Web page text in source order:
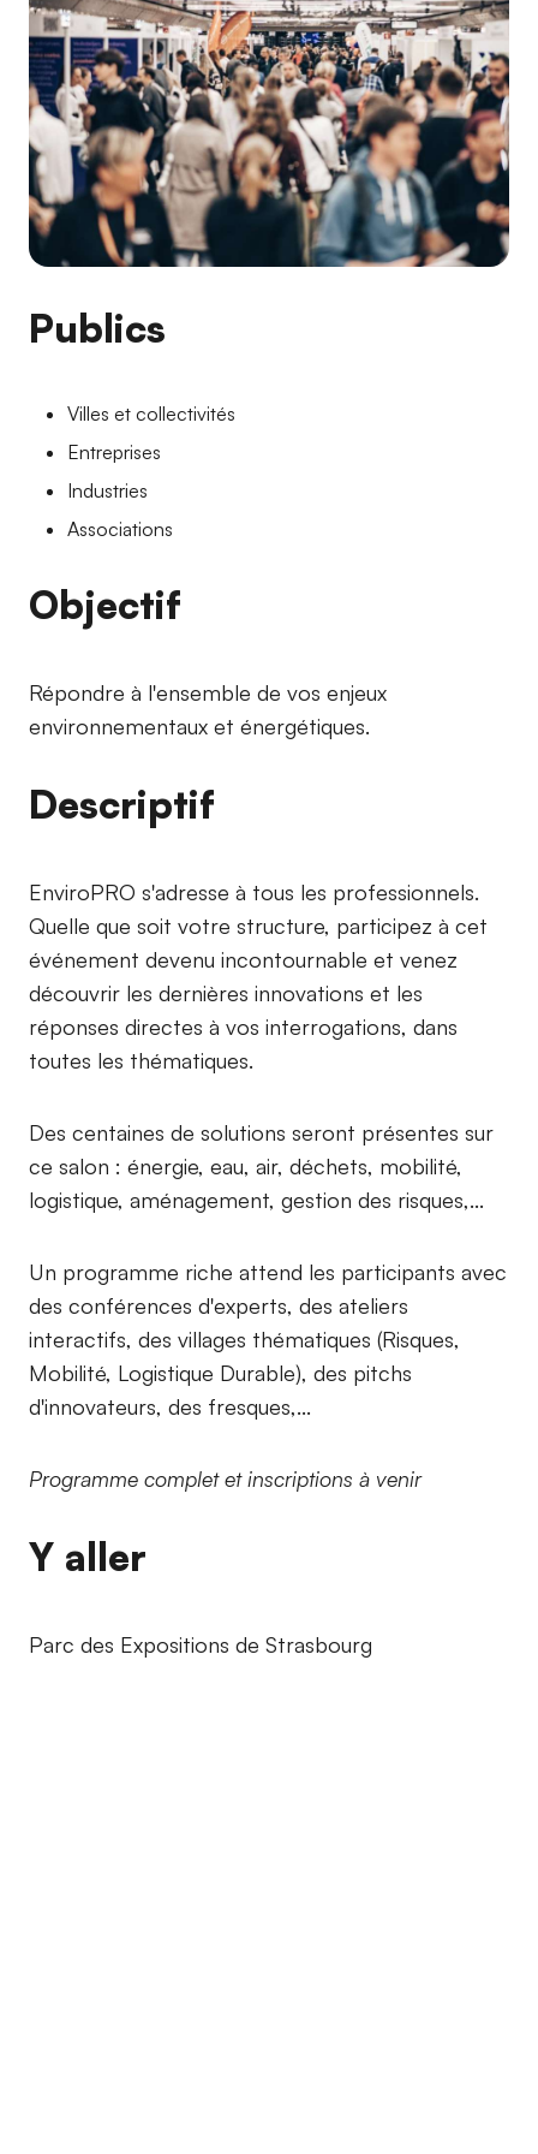
Publics
Villes et collectivités
Entreprises
Industries
Associations
Objectif
Répondre à l'ensemble de vos enjeux
environnementaux et énergétiques.
Descriptif
EnviroPRO s'adresse à tous les professionnels.
Quelle que soit votre structure, participez à cet
événement devenu incontournable et venez
découvrir les dernières innovations et les
réponses directes à vos interrogations, dans
toutes les thématiques.
Des centaines de solutions seront présentes sur
ce salon : énergie, eau, air, déchets, mobilité,
logistique, aménagement, gestion des risques,...
Un programme riche attend les participants avec
des conférences d'experts, des ateliers
interactifs, des villages thématiques (Risques,
Mobilité, Logistique Durable), des pitchs
d'innovateurs, des fresques,...
Programme complet et inscriptions à venir
Y aller
Parc des Expositions de Strasbourg